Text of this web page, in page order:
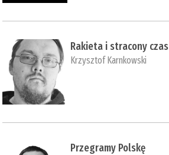
Rakieta i stracony czas
Krzysztof Karnkowski
Przegramy Polskę